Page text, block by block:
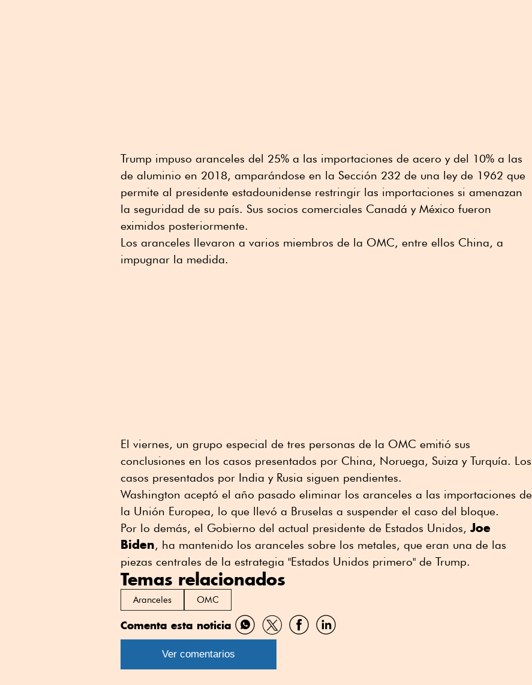
Trump impuso aranceles del 25% a las importaciones de acero y del 10% a las
de aluminio en 2018, amparándose en la Sección 232 de una ley de 1962 que
permite al presidente estadounidense restringir las importaciones si amenazan
la seguridad de su país. Sus socios comerciales Canadá y México fueron
eximidos posteriormente.
Los aranceles llevaron a varios miembros de la OMC, entre ellos China, a
impugnar la medida.
El viernes, un grupo especial de tres personas de la OMC emitió sus
conclusiones en los casos presentados por China, Noruega, Suiza y Turquía. Los
casos presentados por India y Rusia siguen pendientes.
Washington aceptó el año pasado eliminar los aranceles a las importaciones de
la Unión Europea, lo que llevó a Bruselas a suspender el caso del bloque.
Por lo demás, el Gobierno del actual presidente de Estados Unidos, Joe
Biden, ha mantenido los aranceles sobre los metales, que eran una de las
piezas centrales de la estrategia "Estados Unidos primero" de Trump.
Temas relacionados
Aranceles OMC
Comenta esta noticia
Compartir
por
Compartir
por
CompartirCompartir
Ver comentarios